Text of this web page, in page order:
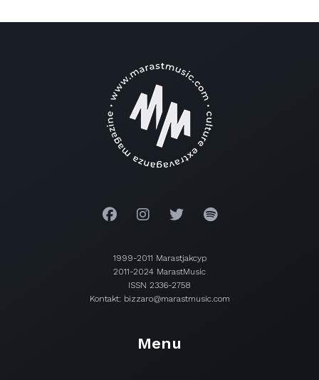
1999-2011 Marastjakcyp
2011-2024 MarastMusic
ISSN 2336-2758
Kontakt: bizzaro@marastmusic.com
Menu